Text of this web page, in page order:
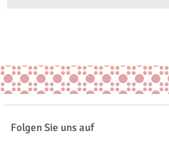
Folgen Sie uns auf